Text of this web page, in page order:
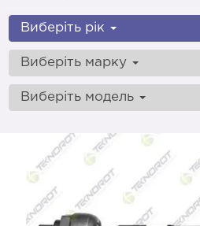
Виберіть рік
Виберіть марку
Виберіть модель